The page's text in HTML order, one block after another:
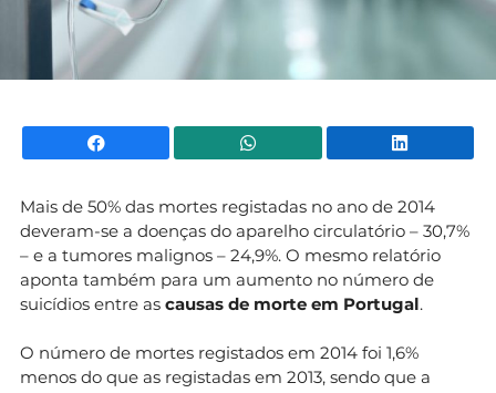
Facebook WhatsApp
Mais de 50% das mortes registadas no ano de 2014
deveram-se a doenças do aparelho circulatório – 30,7%
– e a tumores malignos – 24,9%. O mesmo relatório
aponta também para um aumento no número de
suicídios entre as causas de morte em Portugal.
O número de mortes registados em 2014 foi 1,6%
menos do que as registadas em 2013, sendo que a